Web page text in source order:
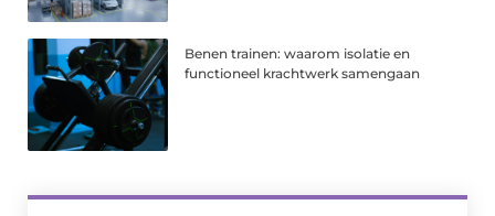
Benen trainen: waarom isolatie en
functioneel krachtwerk samengaan